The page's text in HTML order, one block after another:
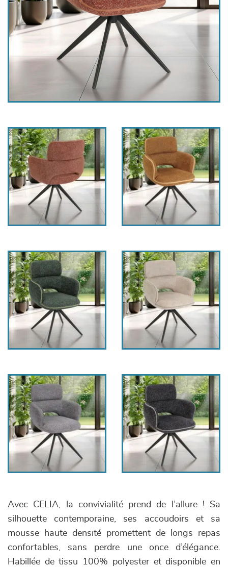
Avec CELIA, la convivialité prend de l’allure ! Sa
silhouette contemporaine, ses accoudoirs et sa
mousse haute densité promettent de longs repas
confortables, sans perdre une once d’élégance.
Habillée de tissu 100% polyester et disponible en